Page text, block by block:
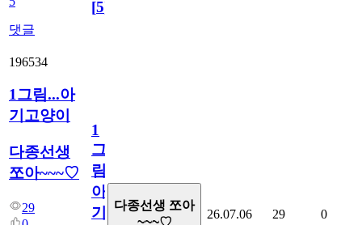
댓글
[5]
196534
1그림...아
기고양이
다종선생
쪼아~~~♡
29
1
그
림...
아
기
다종선생 쪼아
~~~♡
26.07.06 29 0